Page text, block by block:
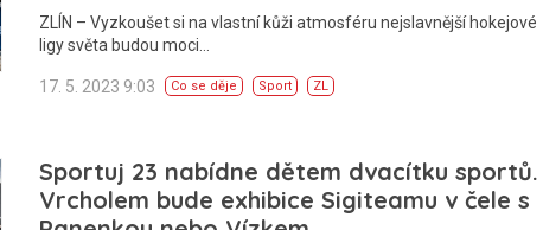
ZLÍN – Vyzkoušet si na vlastní kůži atmosféru nejslavnější hokejové
ligy světa budou moci…
17. 5. 2023 9:03 Co se děje Sport ZL
Sportuj 23 nabídne dětem dvacítku sportů.
Vrcholem bude exhibice Sigiteamu v čele s